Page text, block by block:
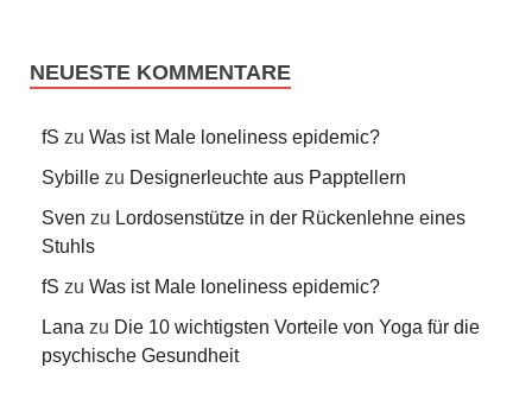
NEUESTE KOMMENTARE
fS zu Was ist Male loneliness epidemic?
Sybille zu Designerleuchte aus Papptellern
Sven zu Lordosenstütze in der Rückenlehne eines
Stuhls
fS zu Was ist Male loneliness epidemic?
Lana zu Die 10 wichtigsten Vorteile von Yoga für die
psychische Gesundheit